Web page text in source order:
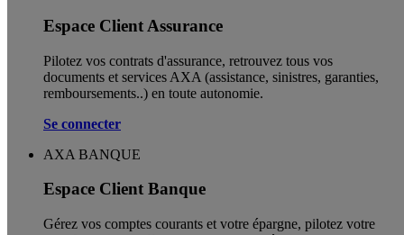
Espace Client Assurance
Pilotez vos contrats d'assurance, retrouvez tous vos
documents et services AXA (assistance, sinistres, garanties,
remboursements..) en toute autonomie. ​
Se connecter
AXA BANQUE
Espace Client Banque
Gérez vos comptes courants et votre épargne, pilotez votre